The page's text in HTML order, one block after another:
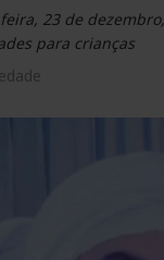
23 de
para crianças